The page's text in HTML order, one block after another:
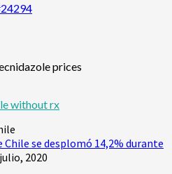
prices
without rx
se desplomó 14,2% durante
2020